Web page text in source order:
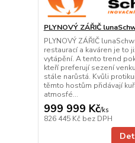
PLYNOVÝ ZÁŘIČ
PLYNOVÝ ZÁŘIČ
restaurací a kaváren je to
vytápění. A tento trend
kteří preferují sezení
stále narůstá. Kvůli
těmto hostům přidávají
atmosfé...
999 999 Kč/ks
826 445 Kč bez DPH